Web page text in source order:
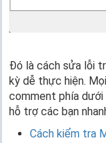
Đó là cách sửa lỗi
kỳ dễ thực hiện.
comment phía dưới
hỗ trợ các bạn
Cách kiểm tra